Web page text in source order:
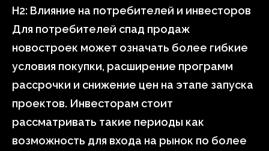
H2: Влияние на потребителей и инвесторов
Для потребителей спад продаж
новостроек может означать более гибкие
условия покупки, расширение программ
рассрочки и снижение цен на этапе запуска
проектов. Инвесторам стоит
рассматривать такие периоды как
возможность для входа на рынок по более